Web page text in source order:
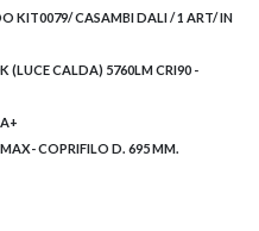
KIT0079/ CASAMBI DALI / 1 ART/ IN
(LUCE CALDA) 5760LM CRI90 -
COPRIFILO D. 695 MM.